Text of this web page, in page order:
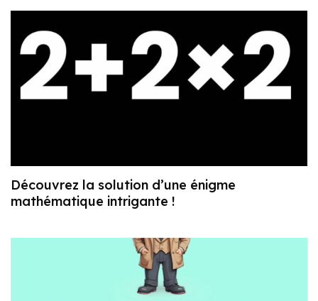
Découvrez la solution d’une énigme
mathématique intrigante !